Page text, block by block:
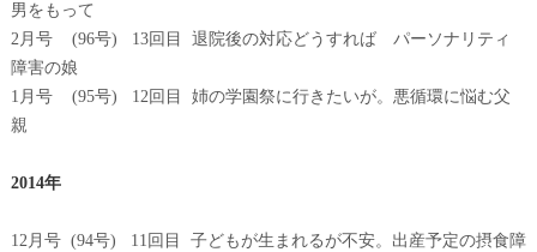
男をもって
2月号 (96号) 13回目 退院後の対応どうすれば パーソナリティ
障害の娘
1月号 (95号) 12回目 姉の学園祭に行きたいが。悪循環に悩む父
親
2014年
12月号 (94号) 11回目 子どもが生まれるが不安。出産予定の摂食障